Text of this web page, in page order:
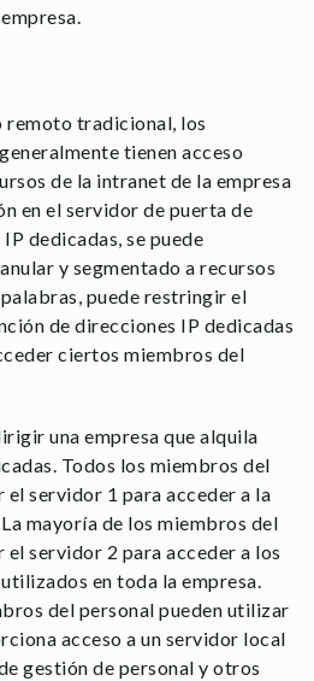
remoto tradicional, los
tienen acceso
de la intranet de la empresa
en el servidor de puerta de
dedicadas, se puede
y segmentado a recursos
palabras, puede restringir el
de direcciones IP dedicadas
ciertos miembros del
una empresa que alquila
Todos los miembros del
servidor 1 para acceder a la
mayoría de los miembros del
servidor 2 para acceder a los
en toda la empresa.
del personal pueden utilizar
acceso a un servidor local
gestión de personal y otros